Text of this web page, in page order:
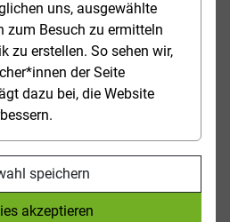
uns, ausgewählte
zum Besuch zu ermitteln
zu erstellen. So sehen wir,
der Seite
dazu bei, die Website
speichern
akzeptieren
der anstehenden Studien- und